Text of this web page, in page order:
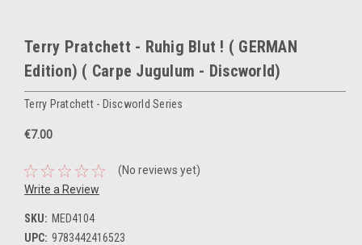
Terry Pratchett - Ruhig Blut ! ( GERMAN
Edition) ( Carpe Jugulum - Discworld)
Terry Pratchett - Discworld Series
€7.00
(No reviews yet)
Write a Review
SKU: MED4104
UPC: 9783442416523